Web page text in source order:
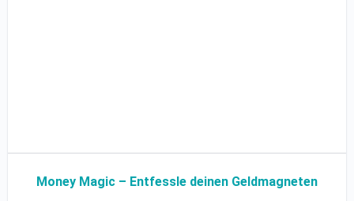
Money Magic – Entfessle deinen Geldmagneten